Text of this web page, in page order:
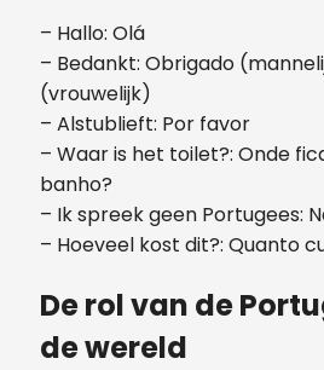
– Hallo: Olá
– Bedankt: Obrigado
(vrouwelijk)
– Alstublieft: Por favor
– Waar is het toilet?: Onde
banho?
– Ik spreek geen Portugees:
– Hoeveel kost dit?: Quanto
De rol van de
de wereld